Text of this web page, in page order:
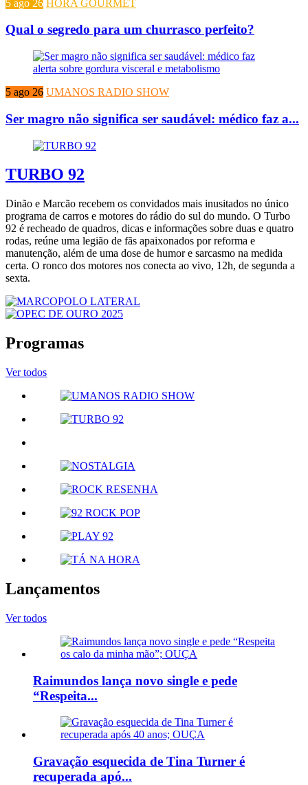
5 ago 26 HORA GOURMET
Qual o segredo para um churrasco perfeito?
5 ago 26 UMANOS RADIO SHOW
Ser magro não significa ser saudável: médico faz a...
TURBO 92
Dinão e Marcão recebem os convidados mais inusitados no único
programa de carros e motores do rádio do sul do mundo. O Turbo
92 é recheado de quadros, dicas e informações sobre duas e quatro
rodas, reúne uma legião de fãs apaixonados por reforma e
manutenção, além de uma dose de humor e sarcasmo na medida
certa. O ronco dos motores nos conecta ao vivo, 12h, de segunda a
sexta.
Programas
Ver todos
Lançamentos
Ver todos
Raimundos lança novo single e pede
“Respeita...
Gravação esquecida de Tina Turner é
recuperada apó...